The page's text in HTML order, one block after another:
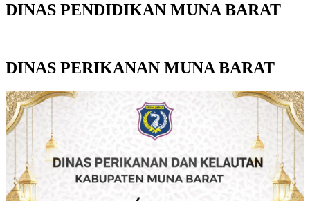
DINAS PENDIDIKAN MUNA BARAT
DINAS PERIKANAN MUNA BARAT